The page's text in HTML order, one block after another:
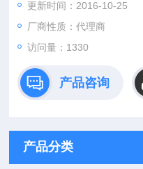
更新时间：2016-10-25
厂商性质：代理商
访问量：1330
产品咨询
产品分类